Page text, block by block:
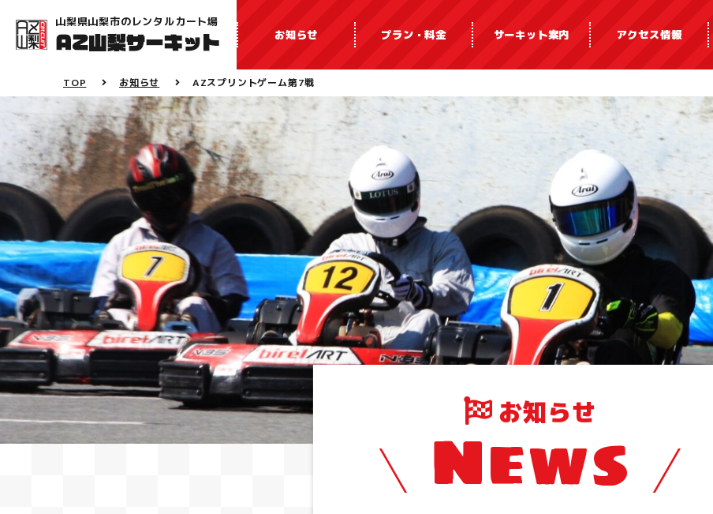
山梨県山梨市のレンタルカート場
お知らせ
プラン・料金 サーキット案内 アクセス情報
TOP お知らせ AZスプリントゲーム第7戦
お知らせ
News